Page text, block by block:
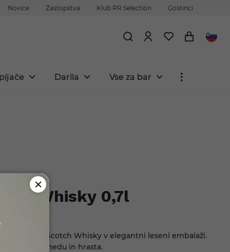
Novice Zastopstva Klub RR Selection Gostinci
Darila Vse za bar
Whisky 0,7l
Single malt Scotch Whisky v elegantni leseni embalaži.
šota, medu in hrasta.